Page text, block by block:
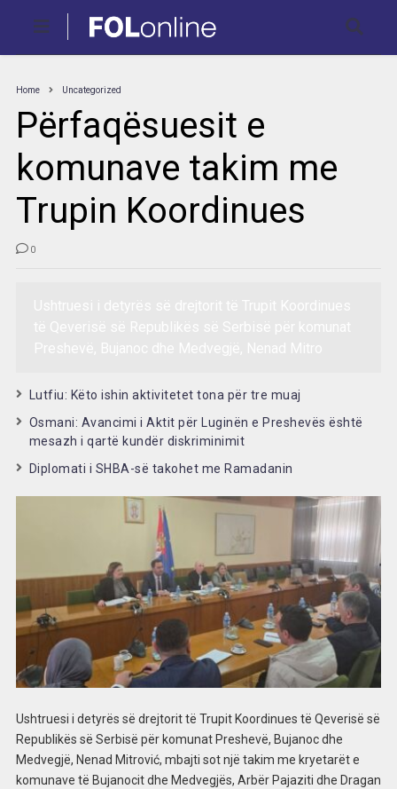
Home Uncategorized
Përfaqësuesit e
komunave takim me
Trupin Koordinues
0
Lutfiu: Këto ishin aktivitetet tona për tre muaj
Osmani: Avancimi i Aktit për Luginën e Preshevës është
mesazh i qartë kundër diskriminimit
Diplomati i SHBA-së takohet me Ramadanin
Ushtruesi i detyrës së drejtorit të Trupit Koordinues të Qeverisë së
Republikës së Serbisë për komunat Preshevë, Bujanoc dhe
Medvegjë, Nenad Mitrović, mbajti sot një takim me kryetarët e
komunave të Bujanocit dhe Medvegjës, Arbër Pajaziti dhe Dragan